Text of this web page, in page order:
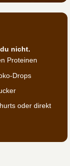
nicht.
Proteinen
Drops
oder direkt